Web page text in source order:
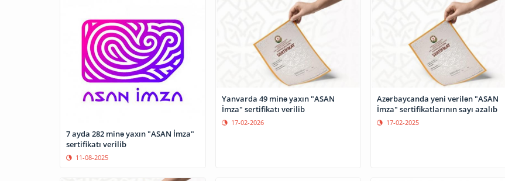
7 ayda 282 minə yaxın "ASAN İmza"
sertifikatı verilib
11-08-2025
Yanvarda 49 minə yaxın "ASAN
İmza" sertifikatı verilib
17-02-2026
Azərbaycanda yeni verilən "ASAN
İmza" sertifikatlarının sayı azalıb
17-02-2025